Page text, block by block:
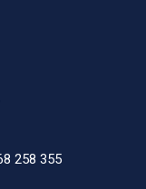
258 355